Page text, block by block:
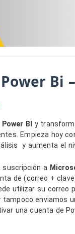
Bi
BI
y
Empieza hoy
y aumenta el
suscripción a
de (correo +
utilizar su correo
enviamos
una cuenta de